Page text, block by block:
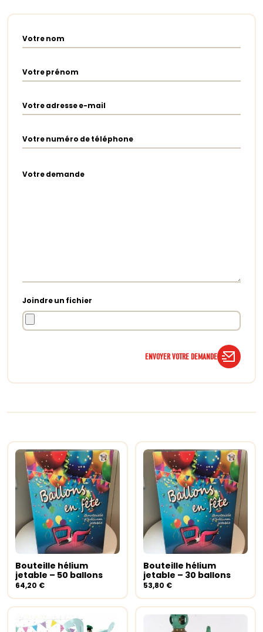
Votre nom
Votre prénom
Votre adresse e-mail
Votre numéro de téléphone
Votre demande
Joindre un fichier
ENVOYER VOTRE DEMANDE
Ajouter au panier
Bouteille hélium
jetable – 50 ballons
64,20 €
Ajouter au panier
Bouteille hélium
jetable – 30 ballons
53,80 €